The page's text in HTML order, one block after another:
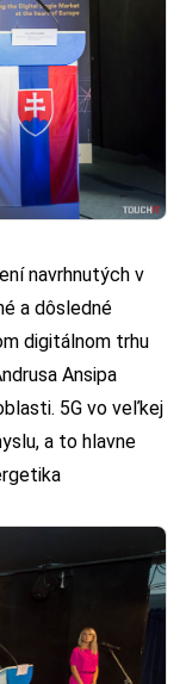
navrhnutých v
a dôsledné
digitálnom trhu
Ansipa
5G vo veľkej
a to hlavne